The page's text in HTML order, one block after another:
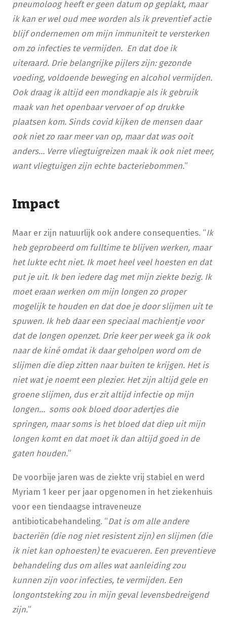
pneumoloog heeft er geen datum op geplakt, maar
ik kan er wel oud mee worden als ik preventief actie
blijf ondernemen om mijn immuniteit te versterken
om zo infecties te vermijden. En dat doe ik
uiteraard. Drie belangrijke pijlers zijn: gezonde
voeding, voldoende beweging en alcohol vermijden.
Ook draag ik altijd een mondkapje als ik gebruik
maak van het openbaar vervoer of op drukke
plaatsen kom. Sinds covid kijken de mensen daar
ook niet zo raar meer van op, maar dat was ooit
anders… Verre vliegtuigreizen maak ik ook niet meer,
want vliegtuigen zijn echte bacteriebommen.”
Impact
Maar er zijn natuurlijk ook andere consequenties. “Ik
heb geprobeerd om fulltime te blijven werken, maar
het lukte echt niet. Ik moet heel veel hoesten en dat
put je uit. Ik ben iedere dag met mijn ziekte bezig. Ik
moet eraan werken om mijn longen zo proper
mogelijk te houden en dat doe je door slijmen uit te
spuwen. Ik heb daar een speciaal machientje voor
dat de longen openzet. Drie keer per week ga ik ook
naar de kiné omdat ik daar geholpen word om de
slijmen die diep zitten naar buiten te krijgen. Het is
niet wat je noemt een plezier. Het zijn altijd gele en
groene slijmen, dus er zit altijd infectie op mijn
longen… soms ook bloed door adertjes die
springen, maar soms is het bloed dat diep uit mijn
longen komt en dat moet ik dan altijd goed in de
gaten houden.”
De voorbije jaren was de ziekte vrij stabiel en werd
Myriam 1 keer per jaar opgenomen in het ziekenhuis
voor een tiendaagse intraveneuze
antibioticabehandeling. “Dat is om alle andere
bacteriën (die nog niet resistent zijn) en slijmen (die
ik niet kan ophoesten) te evacueren. Een preventieve
behandeling dus om alles wat aanleiding zou
kunnen zijn voor infecties, te vermijden. Een
longontsteking zou in mijn geval levensbedreigend
zijn.”